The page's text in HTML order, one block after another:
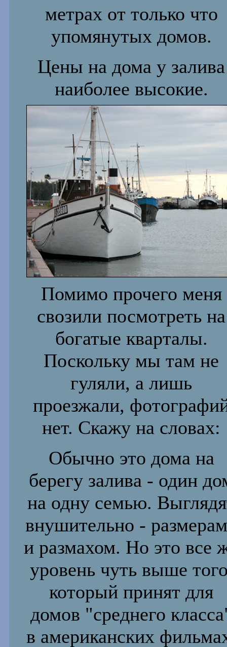
метрах от только что
упомянутых домов.
Цены на дома у залива
наиболее высокие.
Помимо прочего меня
свозили посмотреть на
богатые кварталы.
Поскольку мы там не
гуляли, а лишь
проезжали,
нет. Скажу на словах:
Обычно это дома на
берегу залива - один
на одну семью.
внушительно -
и размахом. Но это все
уровень чуть выше
который принят для
домов "среднего
в американских